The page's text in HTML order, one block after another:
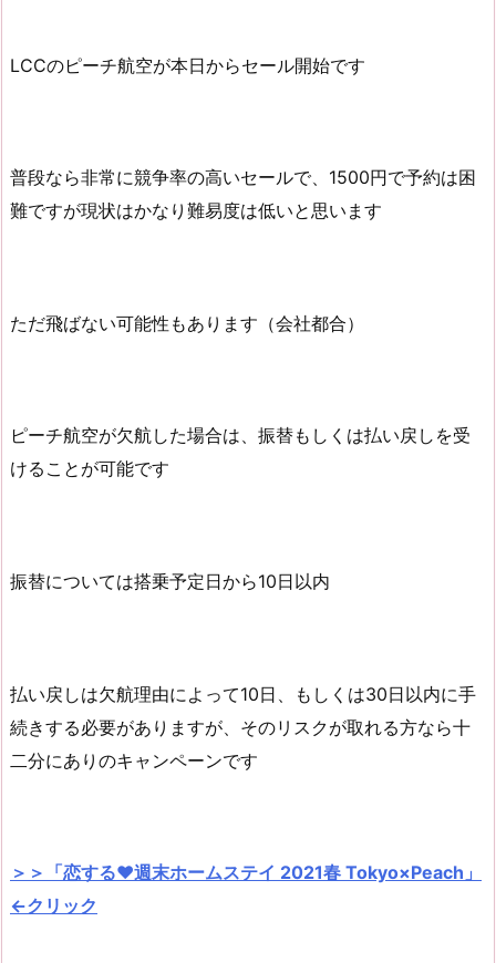
LCCのピーチ航空が本日からセール開始です
普段なら非常に競争率の高いセールで、1500円で予約は困
難ですが現状はかなり難易度は低いと思います
ただ飛ばない可能性もあります（会社都合）
ピーチ航空が欠航した場合は、振替もしくは払い戻しを受
けることが可能です
振替については搭乗予定日から10日以内
払い戻しは欠航理由によって10日、もしくは30日以内に手
続きする必要がありますが、そのリスクが取れる方なら十
二分にありのキャンペーンです
＞＞「恋する♥週末ホームステイ 2021春 Tokyo×Peach」
←クリック